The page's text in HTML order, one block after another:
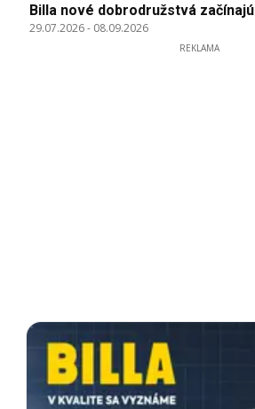
Billa nové dobrodružstvá začínajú
29.07.2026- 08.09.2026
REKLAMA